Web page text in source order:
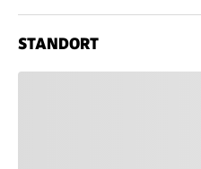
STANDORT